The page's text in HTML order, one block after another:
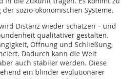
sozio-ökonomischen Systeme.
Distanz wieder schätzen – und
qualitativer gestalten.
Öffnung und Schließung,
Dadurch kann die Welt
auch stabiler werden. Diese
ein blinder evolutionärer